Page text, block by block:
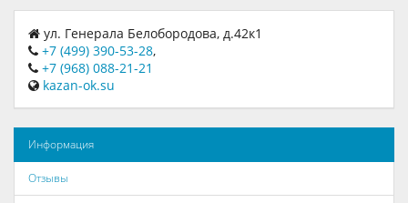
ул. Генерала Белобородова, д.42к1
+7 (499) 390-53-28,
+7 (968) 088-21-21
kazan-ok.su
Информация
Отзывы